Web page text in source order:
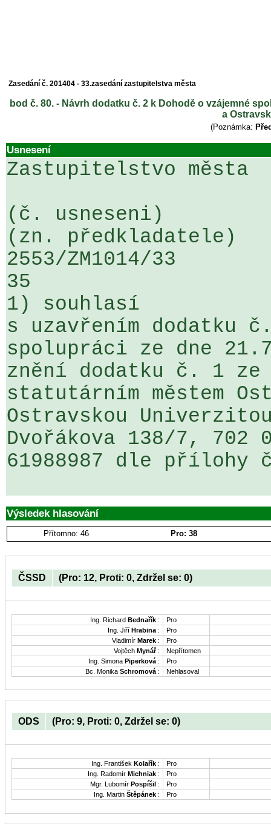
Zasedání č. 201404 - 33.zasedání zastupitelstva města
bod č. 80. - Návrh dodatku č. 2 k Dohodě o vzájemné
a
(Poznámka:
Usnesení
Zastupitelstvo města
(č. usneseni)
(zn. předkladatele)
2553/ZM1014/33
35
1) souhlasí
s uzavřením dodatku
spolupráci ze dne
znění dodatku č. 1 ze
statutárním městem
Ostravskou
Dvořákova 138/7,
61988987 dle přílohy
Výsledek hlasování
Přítomno: 46 Pro: 38
ČSSD (Pro: 12, Proti: 0, Zdržel se: 0)
Ing. Richard Bednařík :
Pro
Ing. Jiří Hrabina :
Pro
Vladimír Marek :
Pro
Vojtěch Mynář:
Nepřítomen
Ing. Simona Piperková :
Pro
Bc. Monika Schromová : Nehlasoval
ODS (Pro: 9, Proti: 0, Zdržel se: 0)
Ing. František Kolařík :
Pro
Ing. Radomír Michniak :
Pro
Mgr. Lubomír Pospíšil :
Pro
Ing. Martin Štěpánek : Pro